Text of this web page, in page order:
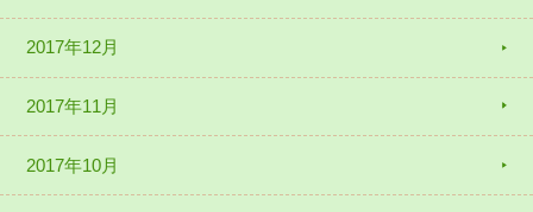
2017年12月
2017年11月
2017年10月